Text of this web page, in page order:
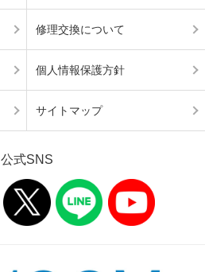
修理交換について
個人情報保護方針
サイトマップ
公式SNS